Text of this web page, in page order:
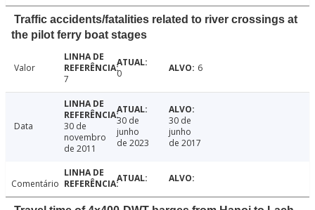
Traffic accidents/fatalities related to river crossings at
the pilot ferry boat stages
Valor
7
0 6
Data
30 de
novembro
de 2011
30 de
junho
de 2023
30 de
junho
de 2017
Comentário